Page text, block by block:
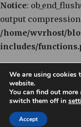
We are using cookies
website.
You can find out
switch them off in
Accept
Notice:
output
/home/wvrhost/
includes/
Notice:
output compression
/home/wvrhost/
content/plugins/